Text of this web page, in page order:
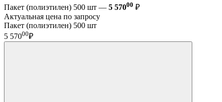
Пакет (полиэтилен) 500 шт — 5 57000 ₽
Актуальная цена по запросу
Пакет (полиэтилен) 500 шт
5 57000₽